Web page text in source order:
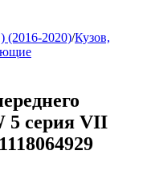
(2016-2020)/Кузов,
5 серия VII